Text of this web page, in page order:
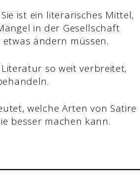
ist ein literarisches Mittel,
in der Gesellschaft
ändern müssen.
so weit verbreitet,
welche Arten von Satire
besser machen kann.